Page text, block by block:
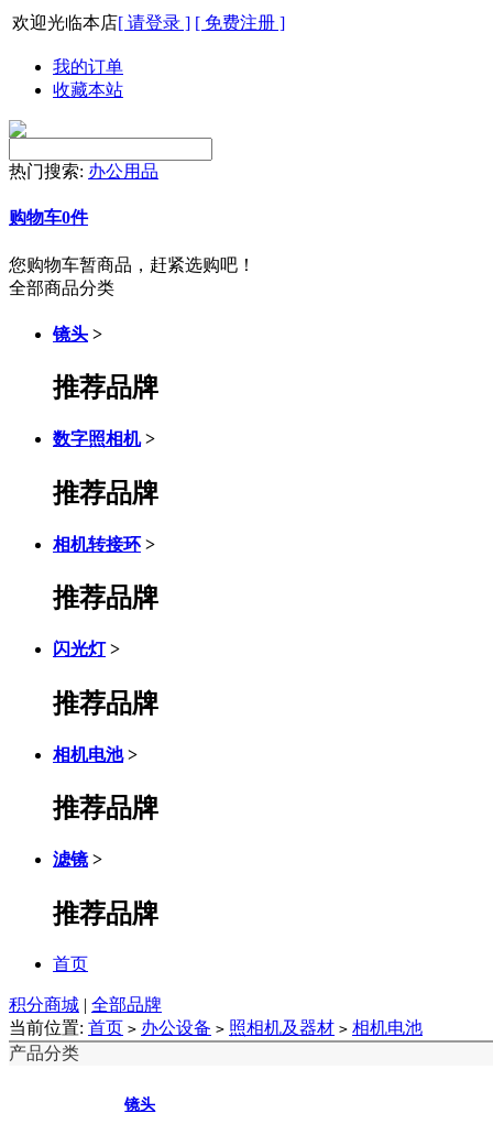
欢迎光临本店[ 请登录 ] [ 免费注册 ]
我的订单
收藏本站
热门搜索: 办公用品
购物车0件
您购物车暂商品，赶紧选购吧！
全部商品分类
镜头 >
推荐品牌
数字照相机 >
推荐品牌
相机转接环 >
推荐品牌
闪光灯 >
推荐品牌
相机电池 >
推荐品牌
滤镜 >
推荐品牌
首页
积分商城 | 全部品牌
当前位置: 首页 > 办公设备 > 照相机及器材 > 相机电池
产品分类
镜头